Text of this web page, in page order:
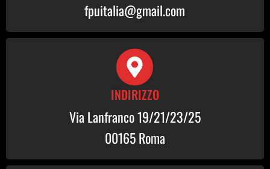
fpuitalia@gmail.com
INDIRIZZO
Via Lanfranco 19/21/23/25
00165 Roma